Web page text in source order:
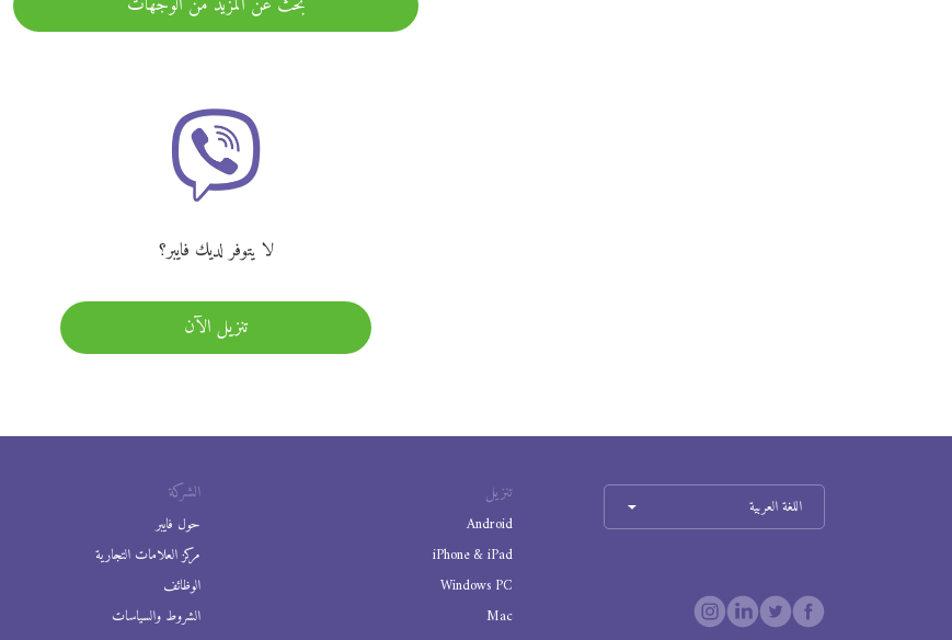
لا يتوفر لديك فايبر؟
تنزيل الآن
الشركة
حول فايبر
مركز العلامات التجارية
الوظائف
الشروط والسياسات
تنزيل
Android
iPhone & iPad
Windows PC
Mac
اللغة العربية